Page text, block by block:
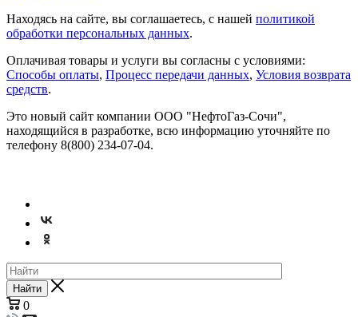
Находясь на сайте, вы соглашаетесь, с нашей политикой
обработки персональных данных.
Оплачивая товары и услуги вы согласны с условиями:
Способы оплаты, Процесс передачи данных, Условия возврата
средств.
Это новый сайт компании ООО "НефтоГаз-Сочи",
находящийся в разработке, всю информацию уточняйте по
телефону 8(800) 234-07-04.
Найти
0